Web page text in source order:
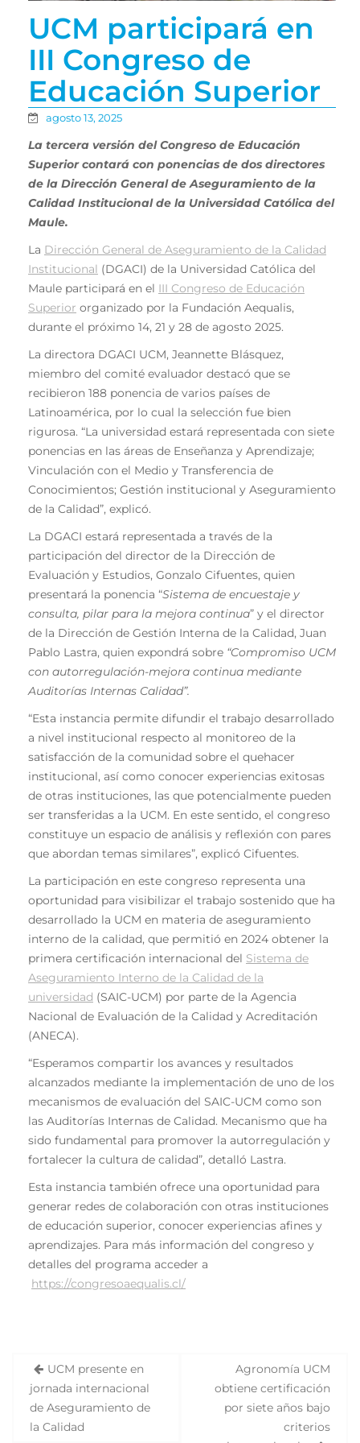
UCM participará en
III Congreso de
Educación Superior
agosto 13, 2025
La tercera versión del Congreso de Educación
Superior contará con ponencias de dos directores
de la Dirección General de Aseguramiento de la
Calidad Institucional de la Universidad Católica del
Maule.
La Dirección General de Aseguramiento de la Calidad
Institucional (DGACI) de la Universidad Católica del
Maule participará en el III Congreso de Educación
Superior organizado por la Fundación Aequalis,
durante el próximo 14, 21 y 28 de agosto 2025.
La directora DGACI UCM, Jeannette Blásquez,
miembro del comité evaluador destacó que se
recibieron 188 ponencia de varios países de
Latinoamérica, por lo cual la selección fue bien
rigurosa. “La universidad estará representada con siete
ponencias en las áreas de Enseñanza y Aprendizaje;
Vinculación con el Medio y Transferencia de
Conocimientos; Gestión institucional y Aseguramiento
de la Calidad”, explicó.
La DGACI estará representada a través de la
participación del director de la Dirección de
Evaluación y Estudios, Gonzalo Cifuentes, quien
presentará la ponencia “Sistema de encuestaje y
consulta, pilar para la mejora continua” y el director
de la Dirección de Gestión Interna de la Calidad, Juan
Pablo Lastra, quien expondrá sobre “Compromiso UCM
con autorregulación-mejora continua mediante
Auditorías Internas Calidad”.
“Esta instancia permite difundir el trabajo desarrollado
a nivel institucional respecto al monitoreo de la
satisfacción de la comunidad sobre el quehacer
institucional, así como conocer experiencias exitosas
de otras instituciones, las que potencialmente pueden
ser transferidas a la UCM. En este sentido, el congreso
constituye un espacio de análisis y reflexión con pares
que abordan temas similares”, explicó Cifuentes.
La participación en este congreso representa una
oportunidad para visibilizar el trabajo sostenido que ha
desarrollado la UCM en materia de aseguramiento
interno de la calidad, que permitió en 2024 obtener la
primera certificación internacional del Sistema de
Aseguramiento Interno de la Calidad de la
universidad (SAIC-UCM) por parte de la Agencia
Nacional de Evaluación de la Calidad y Acreditación
(ANECA).
“Esperamos compartir los avances y resultados
alcanzados mediante la implementación de uno de los
mecanismos de evaluación del SAIC-UCM como son
las Auditorías Internas de Calidad. Mecanismo que ha
sido fundamental para promover la autorregulación y
fortalecer la cultura de calidad”, detalló Lastra.
Esta instancia también ofrece una oportunidad para
generar redes de colaboración con otras instituciones
de educación superior, conocer experiencias afines y
aprendizajes. Para más información del congreso y
detalles del programa acceder a
https://congresoaequalis.cl/
UCM presente en
jornada internacional
de Aseguramiento de
la Calidad
Agronomía UCM
obtiene certificación
por siete años bajo
criterios